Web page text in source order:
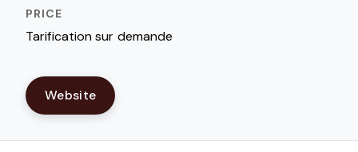
Tarification sur demande
Website